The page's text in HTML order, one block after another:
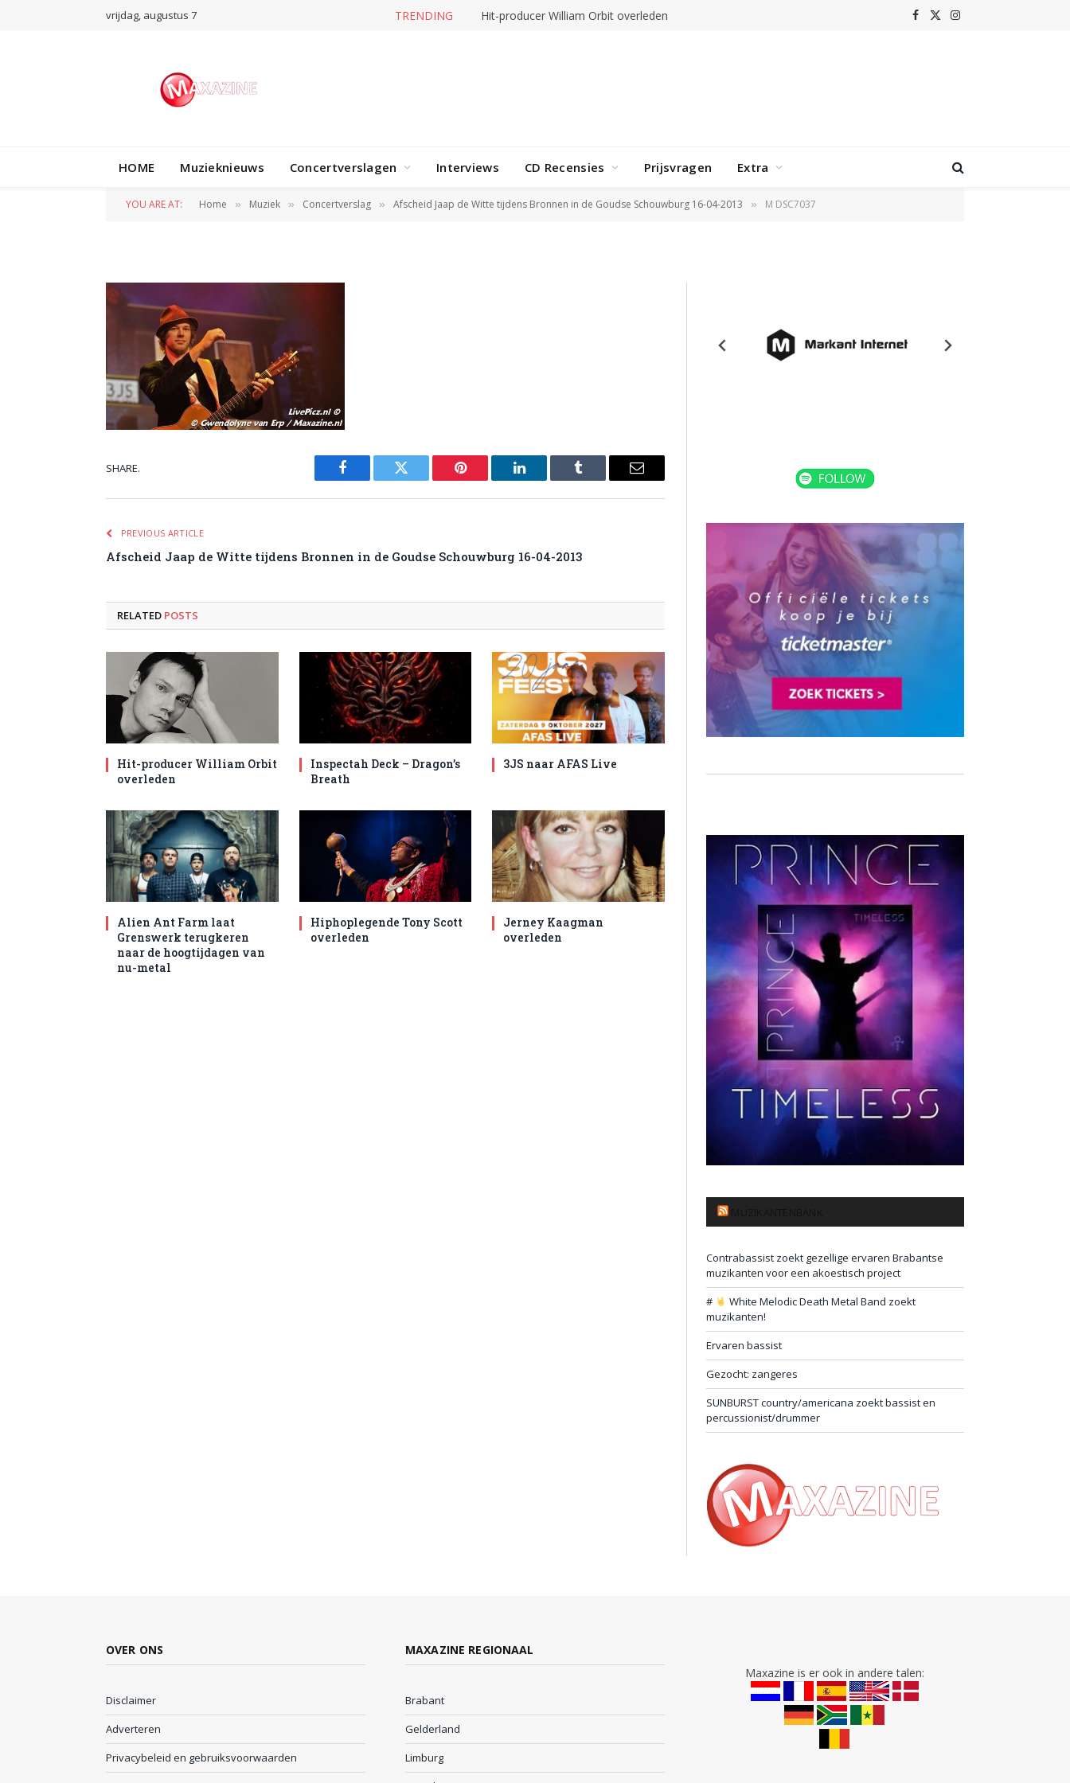
vrijdag, augustus 7 TRENDING Hit-producer William Orbit overleden Facebook
X
Instagram
HOME Muzieknieuws Concertverslagen Interviews CD Recensies Prijsvragen Extra
YOU ARE AT: Home » Muziek » Concertverslag » Afscheid Jaap de Witte tijdens Bronnen in de Goudse Schouwburg 16-04-2013 » M DSC7037
M DSC7037
SHARE.
Facebook Twitter Pinterest LinkedIn Tumblr Email
PREVIOUS ARTICLE
Afscheid Jaap de Witte tijdens Bronnen in de Goudse Schouwburg 16-04-2013
RELATED POSTS
Hit-producer William Orbit
overleden
Inspectah Deck – Dragon’s
Breath
3JS naar AFAS Live
Alien Ant Farm laat
Grenswerk terugkeren
naar de hoogtijdagen van
nu-metal
Hiphoplegende Tony Scott
overleden
Jerney Kaagman
overleden
Contrabassist zoekt gezellige ervaren Brabantse
muzikanten voor een akoestisch project
#
White Melodic Death Metal Band zoekt
muzikanten!
Ervaren bassist
Gezocht: zangeres
SUNBURST country/americana zoekt bassist en
percussionist/drummer
OVER ONS
Disclaimer
Adverteren
Privacybeleid en gebruiksvoorwaarden
MAXAZINE REGIONAAL
Brabant
Gelderland
Limburg
Maxazine is er ook in andere talen: